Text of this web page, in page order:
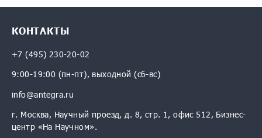
КОНТАКТЫ
+7 (495) 230-20-02
9:00-19:00 (пн-пт), выходной (сб-вс)
info@antegra.ru
г. Москва, Научный проезд, д. 8, стр. 1, офис 512, Бизнес-
центр «На Научном».